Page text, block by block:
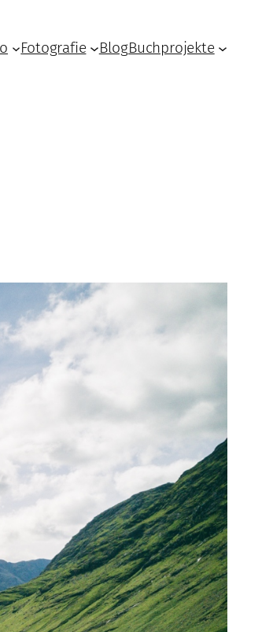
Fotografie BlogBuchprojekte